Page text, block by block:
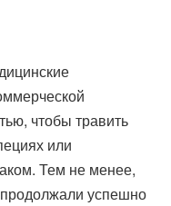
чтобы травить
или
Тем не менее,
успешно